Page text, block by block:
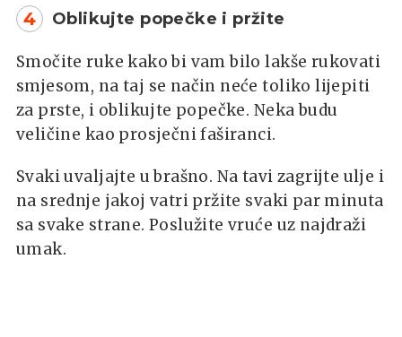
4 Oblikujte popečke i pržite
Smočite ruke kako bi vam bilo lakše rukovati
smjesom, na taj se način neće toliko lijepiti
za prste, i oblikujte popečke. Neka budu
veličine kao prosječni faširanci.
Svaki uvaljajte u brašno. Na tavi zagrijte ulje i
na srednje jakoj vatri pržite svaki par minuta
sa svake strane. Poslužite vruće uz najdraži
umak.